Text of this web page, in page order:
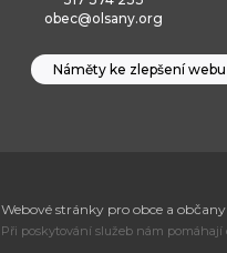
obec@olsany.org
Náměty ke zlepšení webu
Webové stránky pro obce a
Při poskytování služeb nám